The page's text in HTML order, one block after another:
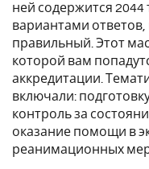
ней содержится 2044
вариантами
правильный. Этот
которой вам
аккредитации.
включали:
контроль за
оказание помощи в
реанимационных